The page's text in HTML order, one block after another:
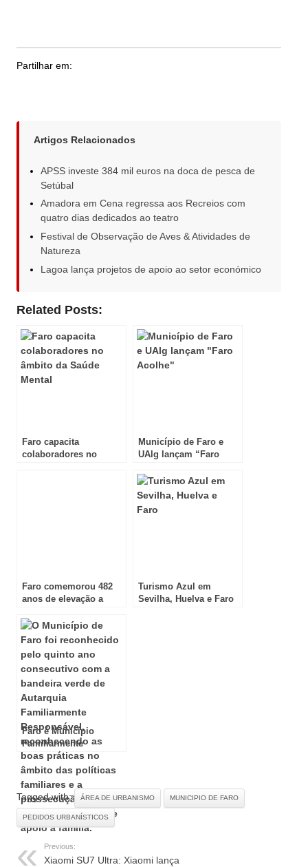
Partilhar em:
Artigos Relacionados
APSS investe 384 mil euros na doca de pesca de
Setúbal
Amadora em Cena regressa aos Recreios com
quatro dias dedicados ao teatro
Festival de Observação de Aves & Atividades de
Natureza
Lagoa lança projetos de apoio ao setor económico
Related Posts:
Faro capacita
colaboradores no
Município de Faro e
UAlg lançam “Faro
Faro comemorou 482
anos de elevação a
Turismo Azul em
Sevilha, Huelva e Faro
Faro é Município
Familiarmente
Responsável
Tagged with: ÁREA DE URBANISMO MUNICIPIO DE FARO
PEDIDOS URBANÍSTICOS
Previous:
Xiaomi SU7 Ultra: Xiaomi lança